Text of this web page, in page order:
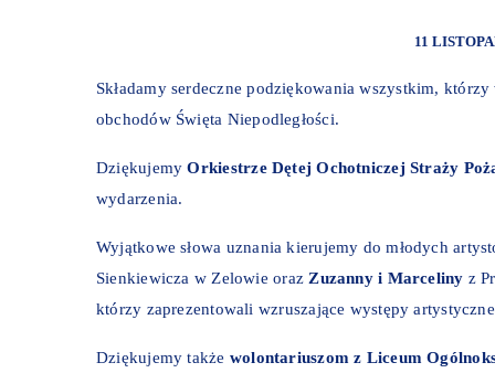
11
Składamy serdeczne podziękowania wszystkim,
obchodów Święta Niepodległości.
DziękujemyOrkiestrze Dętej Ochotniczej Straży
wydarzenia.
Wyjątkowe słowa uznania kierujemy do młodych
Sienkiewicza w Zelowie oraz Zuzanny i Marceliny z
którzy zaprezentowali wzruszające występy
Dziękujemy także wolontariuszom z Liceum